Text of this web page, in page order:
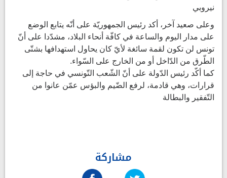
نيروبي
وعلى صعيد آخر، أكد رئيس الجمهوريّة على أنّه يتابع الوضع
على مدار اليوم والساعة في كافّة أنحاء البلاد، مشدّدا على أنّ
تونس لن تكون لقمة سائغة لأيّ كان يحاول استهدافها بشتّى
الطّرق من الدّاخل أو من الخارج على السّواء.
كما أكّد رئيس الدّولة على أنّ الشّعب التّونسي في حاجة إلى
قرارات، وهي قادمة، لرفع الضّيم والبؤس عمّن عانوا من
التّفقير والبطالة
مشاركة